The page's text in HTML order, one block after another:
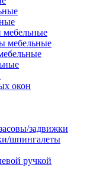
мебельные
мебельные
окон
задвижки
шпингалеты
ручкой